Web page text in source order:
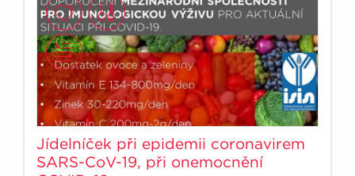
Jídelníček při epidemii coronavirem
SARS-CoV-19, při onemocnění